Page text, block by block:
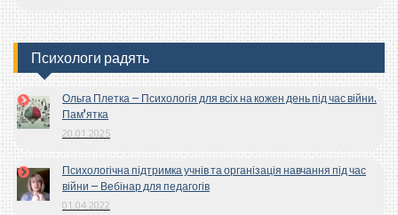
Психологи радять
Ольга Плетка – Психологія для всіх на кожен день під час війни.
Пам’ятка
20.01.2025
Психологічна підтримка учнів та організація навчання під час
війни – Вебінар для педагогів
01.04.2022